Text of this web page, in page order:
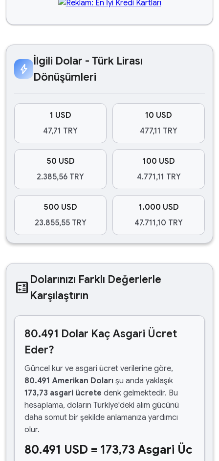
bolt
İlgili Dolar - Türk Lirası
Dönüşümleri
1 USD
47,71 TRY
10 USD
477,11 TRY
50 USD
2.385,56 TRY
100 USD
4.771,11 TRY
500 USD
23.855,55 TRY
1.000 USD
47.711,10 TRY
calculate Dolarınızı Farklı Değerlerle
Karşılaştırın
80.491 Dolar Kaç Asgari Ücret
Eder?
Güncel kur ve asgari ücret verilerine göre,
80.491 Amerikan Doları şu anda yaklaşık
173,73 asgari ücrete denk gelmektedir. Bu
hesaplama, doların Türkiye'deki alım gücünü
daha somut bir şekilde anlamanıza yardımcı
olur.
80.491 USD = 173,73 Asgari Üc